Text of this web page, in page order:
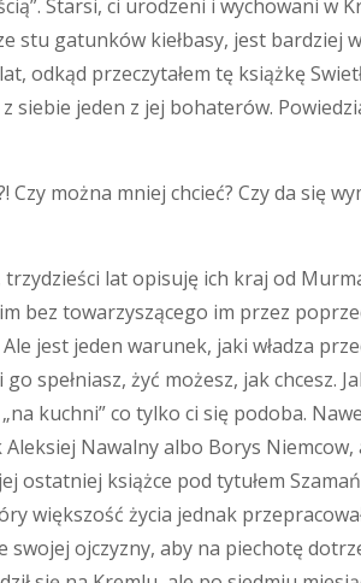
Starsi, ci urodzeni i wychowani w
stu gatunków kiełbasy, jest bardziej
odkąd przeczytałem tę książkę
siebie jeden z jej bohaterów.
Czy można mniej chcieć? Czy da się
lat opisuję ich kraj od
bez towarzyszącego im przez
jest jeden warunek, jaki władza
spełniasz, żyć możesz, jak chcesz.
kuchni” co tylko ci się podoba.
Nawalny albo Borys
ostatniej książce pod tytułem
większość życia jednak
swojej ojczyzny, aby na piechotę